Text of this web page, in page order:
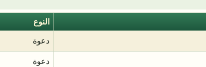
النوع
دعوة
دعوة